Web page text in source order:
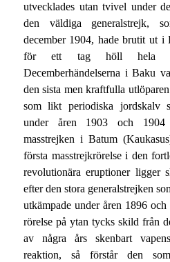
utvecklades utan tvivel under
den väldiga generalstrejk,
december 1904, hade brutit ut
för ett tag höll hela
Decemberhändelserna i Baku
den sista men kraftfulla
som likt periodiska jordskalv
under åren 1903 och
masstrejken i Batum
första masstrejkrörelse i den
revolutionära eruptioner ligger
efter den stora generalstrejken
utkämpade under åren 1896
rörelse på ytan tycks skild från
av några års skenbart
reaktion, så förstår den